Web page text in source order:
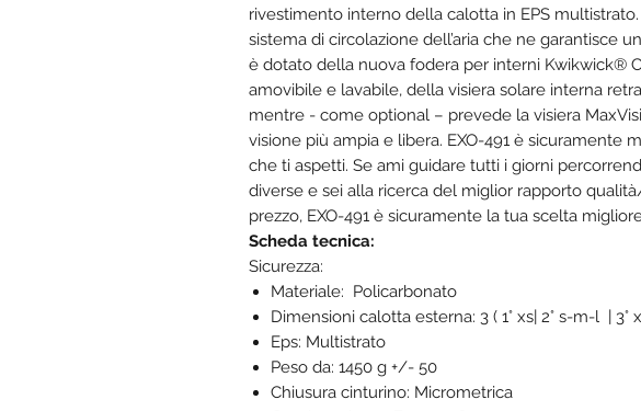
rivestimento interno della calotta in EPS
sistema di circolazione dell’aria che ne garantisce
è dotato della nuova fodera per interni Kwikwick®
amovibile e lavabile, della visiera solare interna
mentre - come optional – prevede la visiera
visione più ampia e libera. EXO-491 è sicuramente
che ti aspetti. Se ami guidare tutti i giorni
diverse e sei alla ricerca del miglior rapporto
prezzo, EXO-491 è sicuramente la tua scelta
Scheda tecnica:
Sicurezza:
Materiale: Policarbonato
Dimensioni calotta esterna: 3 ( 1° xs| 2° s-m-l | 3°
Eps: Multistrato
Peso da: 1450 g +/- 50
Chiusura cinturino: Micrometrica